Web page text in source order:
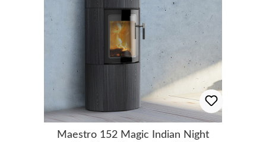
Maestro 152 Magic Indian Night